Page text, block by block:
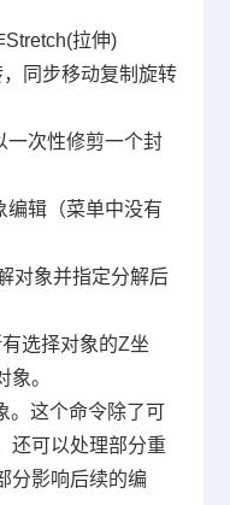
Stretch(拉伸)
同步移动复制旋转
一次性修剪一个封
编辑（菜单中没有
对象并指定分解后
选择对象的Z坐
。
。这个命令除了可
还可以处理部分重
分影响后续的编